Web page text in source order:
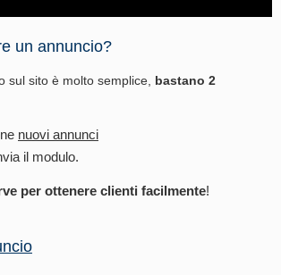
un annuncio?
sul sito è molto semplice, bastano 2
nuovi annunci
il modulo.
per ottenere clienti facilmente!